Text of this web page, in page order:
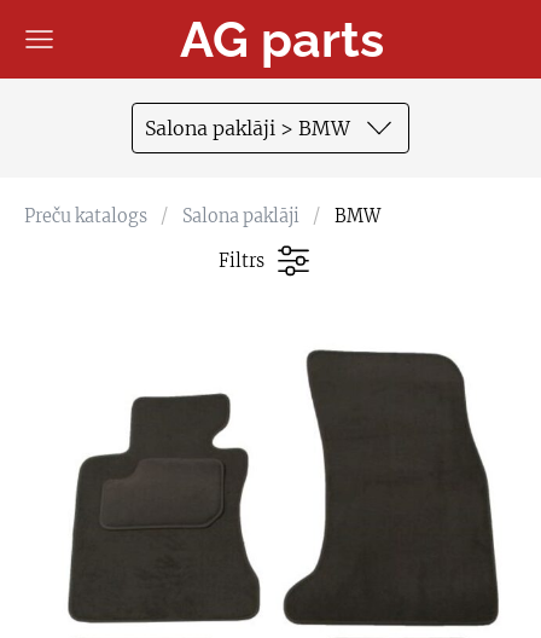
AG parts
Salona paklāji > BMW
Preču katalogs Salona paklāji BMW
Filtrs